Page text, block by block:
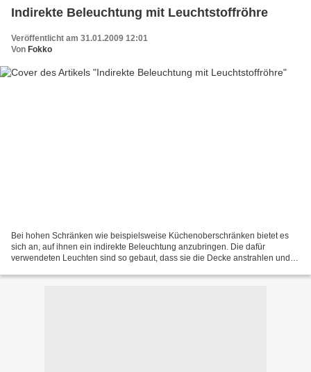
Indirekte Beleuchtung mit Leuchtstoffröhre
Veröffentlicht am 31.01.2009 12:01
Von Fokko
Bei hohen Schränken wie beispielsweise Küchenoberschränken bietet es
sich an, auf ihnen ein indirekte Beleuchtung anzubringen. Die dafür
verwendeten Leuchten sind so gebaut, dass sie die Decke anstrahlen und